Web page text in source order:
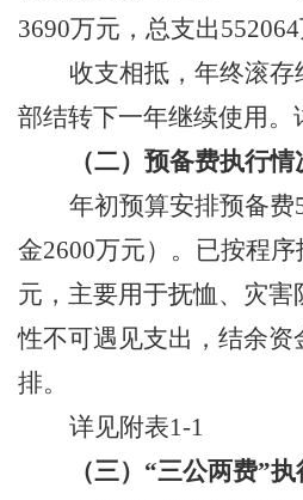
3690万元， 总支出552064
收支相抵，年终滚存
部结转下一年继续使用 。
（二）预备费执行情
年初预算安排预备费
金2600万元） 。已按程序
元，主要用于抚恤、灾害
性不可遇见支出，结余资
排。
详见附表1-1
（三） “三公两费”